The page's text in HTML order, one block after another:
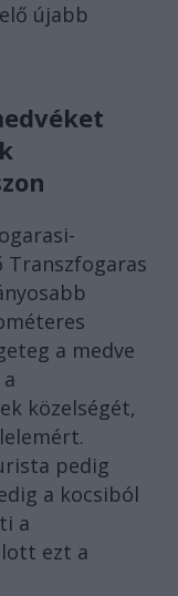
újabb
Transzfogaras
a medve
közelségét,
pedig
a kocsiból
a
ezt a